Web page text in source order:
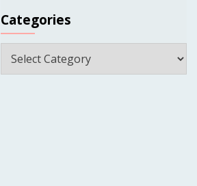
Categories
Categories